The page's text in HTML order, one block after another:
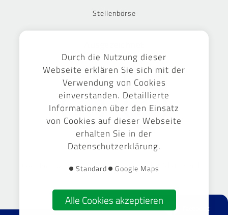
Stellenbörse
Gestaltung & Umsetzung -September Markenführung GmbH
facebook
Durch die Nutzung dieser
Webseite erklären Sie sich mit der
Verwendung von Cookies
einverstanden. Detaillierte
Informationen über den Einsatz
von Cookies auf dieser Webseite
erhalten Sie in der
Datenschutzerklärung.
Standard Google Maps
Alle Cookies akzeptieren